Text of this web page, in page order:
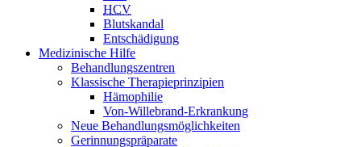
HCV
Blutskandal
Entschädigung
Medizinische Hilfe
Behandlungszentren
Klassische Therapieprinzipien
Hämophilie
Von-Willebrand-Erkrankung
Neue Behandlungsmöglichkeiten
Gerinnungspräparate